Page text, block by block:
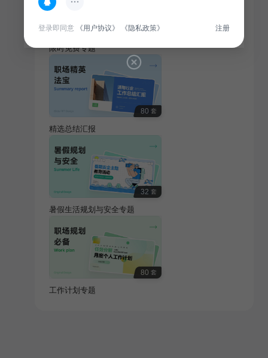
100 套
限时免费专题
80 套
精选总结汇报
32 套
暑假生活规划与安全专题
80 套
工作计划专题
登录即同意 《用户协议》 《隐私政策》 注册